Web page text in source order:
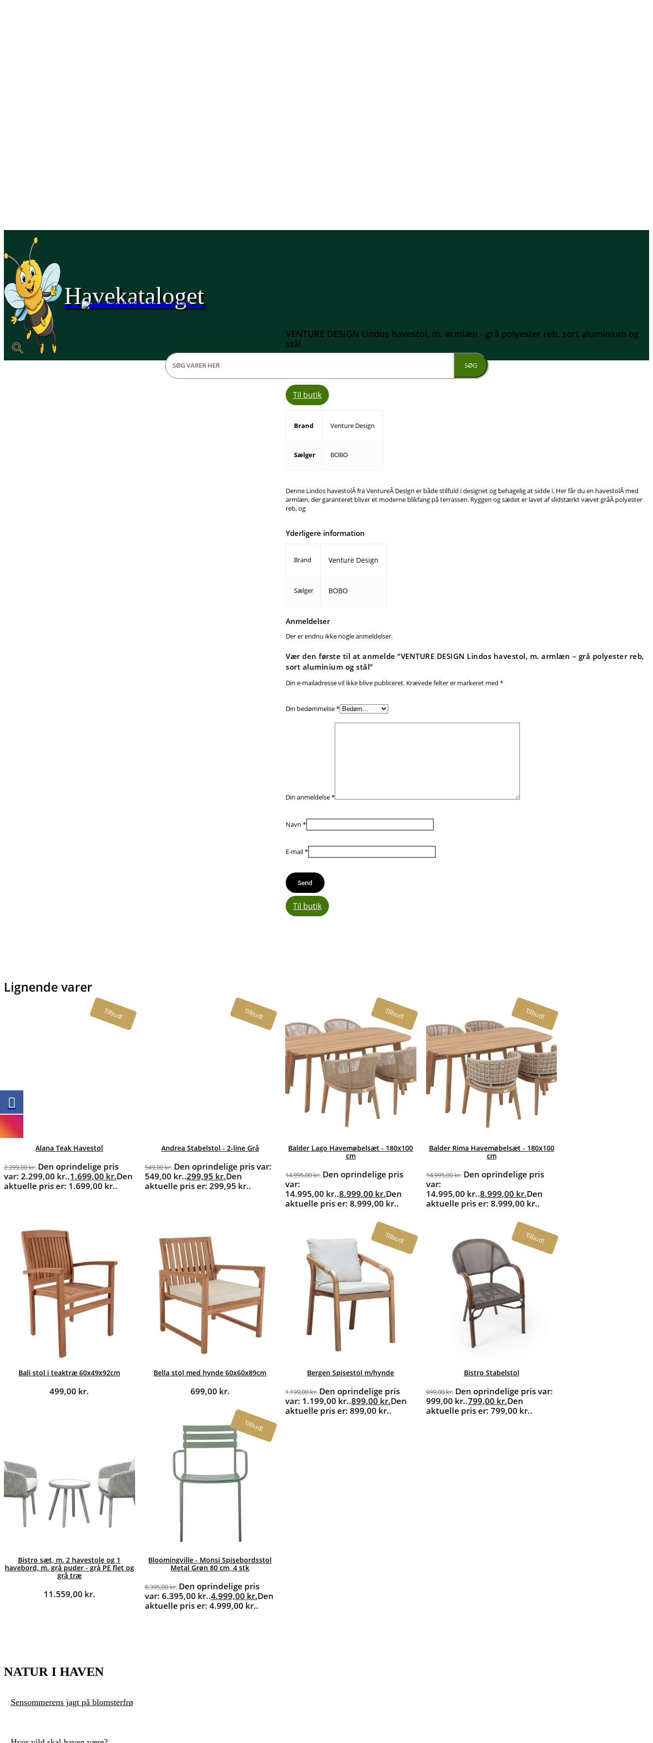
Havekataloget
SØG
Home Havemøbler Havestole VENTURE DESIGN Lindos havestol, m. armlæn – grå polyester reb, sort aluminium og stål
VENTURE DESIGN Lindos havestol, m. armlæn - grå polyester reb, sort aluminium og
stål
Til butik
Brand Venture Design
Sælger BOBO
Denne Lindos havestolÂ fra VentureÂ Design er både stilfuld i designet og behagelig at sidde i. Her får du en havestolÂ med
armlæn, der garanteret bliver et moderne blikfang på terrassen. Ryggen og sædet er lavet af slidstærkt vævet gråÂ polyester
reb, og
Yderligere information
Brand Venture Design
Sælger BOBO
Anmeldelser
Der er endnu ikke nogle anmeldelser.
Vær den første til at anmelde “VENTURE DESIGN Lindos havestol, m. armlæn – grå polyester reb,
sort aluminium og stål”
Din e-mailadresse vil ikke blive publiceret. Krævede felter er markeret med *
Din bedømmelse*
Din anmeldelse*
Navn *
E-mail*
Til butik
Lignende varer
Tilbud!
Alana Teak Havestol
2.299,00kr. Den oprindelige pris
var: 2.299,00 kr..1.699,00 kr.Den
aktuelle pris er: 1.699,00 kr..
Tilbud!
Andrea Stabelstol - 2-line Grå
549,00kr. Den oprindelige pris var:
549,00 kr..299,95 kr.Den
aktuelle pris er: 299,95 kr..
Tilbud!
Balder Lago Havemøbelsæt - 180x100
cm
14.995,00kr. Den oprindelige pris
var:
14.995,00 kr..8.999,00 kr.Den
aktuelle pris er: 8.999,00 kr..
Tilbud!
Balder Rima Havemøbelsæt - 180x100
cm
14.995,00kr. Den oprindelige pris
var:
14.995,00 kr..8.999,00 kr.Den
aktuelle pris er: 8.999,00 kr..
Bali stol i teaktræ 60x49x92cm
499,00 kr.
Bella stol med hynde 60x60x89cm
699,00 kr.
Tilbud!
Bergen Spisestol m/hynde
1.199,00kr. Den oprindelige pris
var: 1.199,00 kr..899,00 kr.Den
aktuelle pris er: 899,00 kr..
Tilbud!
Bistro Stabelstol
999,00kr. Den oprindelige pris var:
999,00 kr..799,00 kr.Den
aktuelle pris er: 799,00 kr..
Bistro sæt, m. 2 havestole og 1
havebord, m. grå puder - grå PE flet og
grå træ
11.559,00 kr.
Tilbud!
Bloomingville - Monsi Spisebordsstol
Metal Grøn 80 cm, 4 stk
6.395,00kr. Den oprindelige pris
var: 6.395,00 kr..4.999,00 kr.Den
aktuelle pris er: 4.999,00 kr..
NATUR I HAVEN
Sensommerens jagt på blomsterfrø